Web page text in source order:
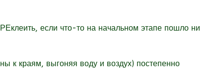
если что-то на начальном этапе пошло ни
к краям, выгоняя воду и воздух) постепенно